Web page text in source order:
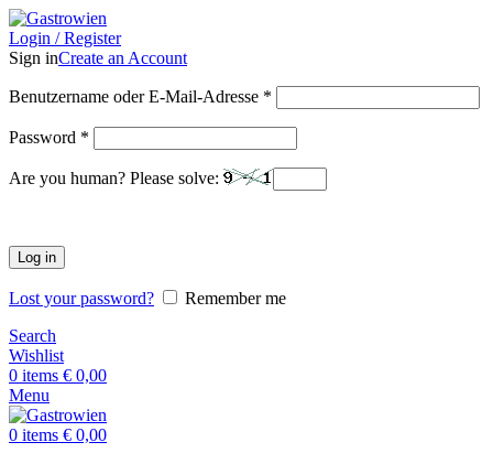
Login / Register
Sign inCreate an Account
Benutzername oder E-Mail-Adresse *
Password *
Are you human? Please solve:
Log in
Lost your password?
Remember me
Search
Wishlist
0 items € 0,00
Menu
0 items € 0,00